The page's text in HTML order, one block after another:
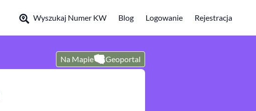
Wyszukaj Numer KW Blog Logowanie Rejestracja
Na Mapie Geoportal